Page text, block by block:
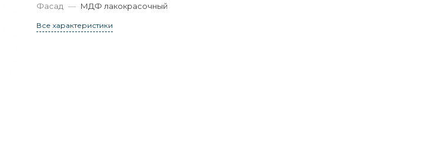
Фасад — МДФ лакокрасочный
Все характеристики